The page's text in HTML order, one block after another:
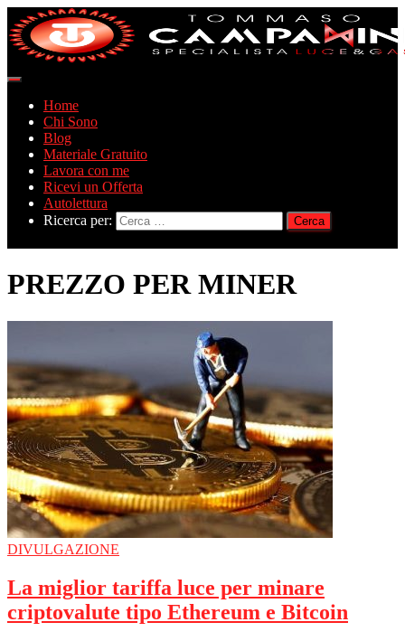
Navigazione
toggleHome
Chi Sono
Blog
Materiale Gratuito
Lavora con me
Ricevi un Offerta
Autolettura
Ricerca per:
PREZZO PER MINER
DIVULGAZIONE
La miglior tariffa luce per minare
criptovalute tipo Ethereum e Bitcoin